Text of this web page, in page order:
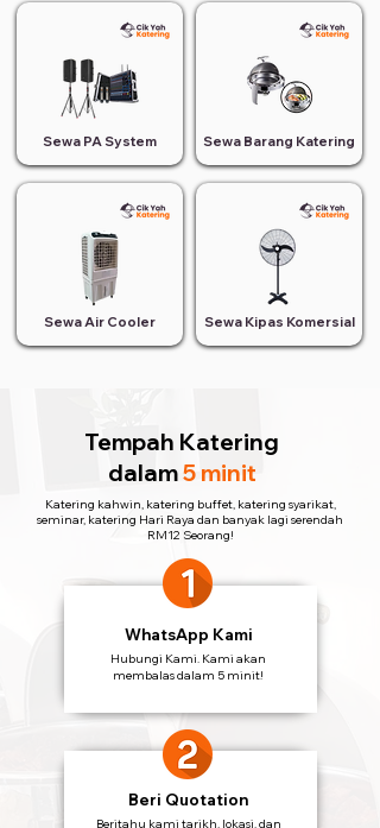
Sewa PA System
Sewa Air Cooler
Sewa Barang Katering
Sewa Kipas Komersial
Tempah Katering
dalam5 minit
Katering kahwin, katering buffet, katering syarikat,
seminar, katering Hari Raya dan banyak lagi serendah
RM12 Seorang!
WhatsApp Kami
Hubungi Kami. Kami akan
membalas dalam 5 minit!
Beri Quotation
Beritahu kami tarikh, lokasi, dan